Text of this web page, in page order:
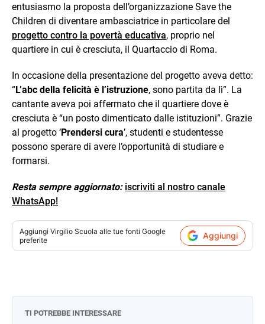
entusiasmo la proposta dell’organizzazione Save the
Children di diventare ambasciatrice in particolare del
progetto contro la povertà educativa, proprio nel
quartiere in cui è cresciuta, il Quartaccio di Roma.
In occasione della presentazione del progetto aveva detto:
“L’abc della felicità è l’istruzione, sono partita da lì”. La
cantante aveva poi affermato che il quartiere dove è
cresciuta è “un posto dimenticato dalle istituzioni”. Grazie
al progetto ‘Prendersi cura’, studenti e studentesse
possono sperare di avere l’opportunità di studiare e
formarsi.
Resta sempre aggiornato: iscriviti al nostro canale
WhatsApp!
Aggiungi Virgilio Scuola alle tue fonti Google
preferite
Aggiungi
TI POTREBBE INTERESSARE